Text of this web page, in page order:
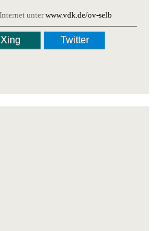
unterwww.vdk.de/ov-selb
Xing
Twitter